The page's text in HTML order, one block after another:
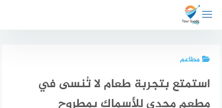
المحتوى
مطاعم
استمتع بتجربة طعام لا تُنسى في